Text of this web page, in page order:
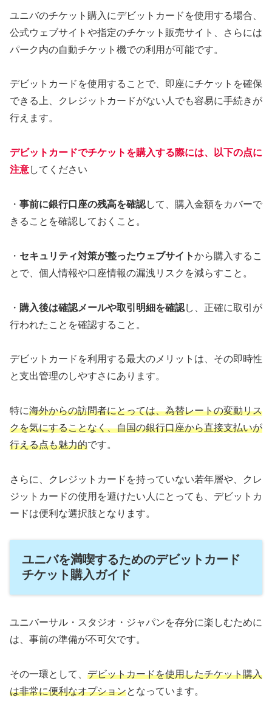
ユニバのチケット購入にデビットカードを使用する場合、
公式ウェブサイトや指定のチケット販売サイト、さらには
パーク内の自動チケット機での利用が可能です。
デビットカードを使用することで、即座にチケットを確保
できる上、クレジットカードがない人でも容易に手続きが
行えます。
デビットカードでチケットを購入する際には、以下の点に
注意してください
・ 事前に銀行口座の残高を確認して、購入金額をカバーで
きることを確認しておくこと。
・ セキュリティ対策が整ったウェブサイトから購入するこ
とで、個人情報や口座情報の漏洩リスクを減らすこと。
・ 購入後は確認メールや取引明細を確認し、正確に取引が
行われたことを確認すること。
デビットカードを利用する最大のメリットは、その即時性
と支出管理のしやすさにあります。
特に海外からの訪問者にとっては、為替レートの変動リス
クを気にすることなく、自国の銀行口座から直接支払いが
行える点も魅力的です。
さらに、クレジットカードを持っていない若年層や、クレ
ジットカードの使用を避けたい人にとっても、デビットカ
ードは便利な選択肢となります。
ユニバを満喫するためのデビットカード
チケット購入ガイド
ユニバーサル・スタジオ・ジャパンを存分に楽しむために
は、事前の準備が不可欠です。
その一環として、 デビットカードを使用したチケット購入
は非常に便利なオプションとなっています。